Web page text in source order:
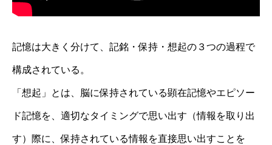
記憶は大きく分けて、記銘・保持・想起の３つの過程で
構成されている。
「想起」とは、脳に保持されている顕在記憶やエピソー
ド記憶を、適切なタイミングで思い出す（情報を取り出
す）際に、保持されている情報を直接思い出すことを